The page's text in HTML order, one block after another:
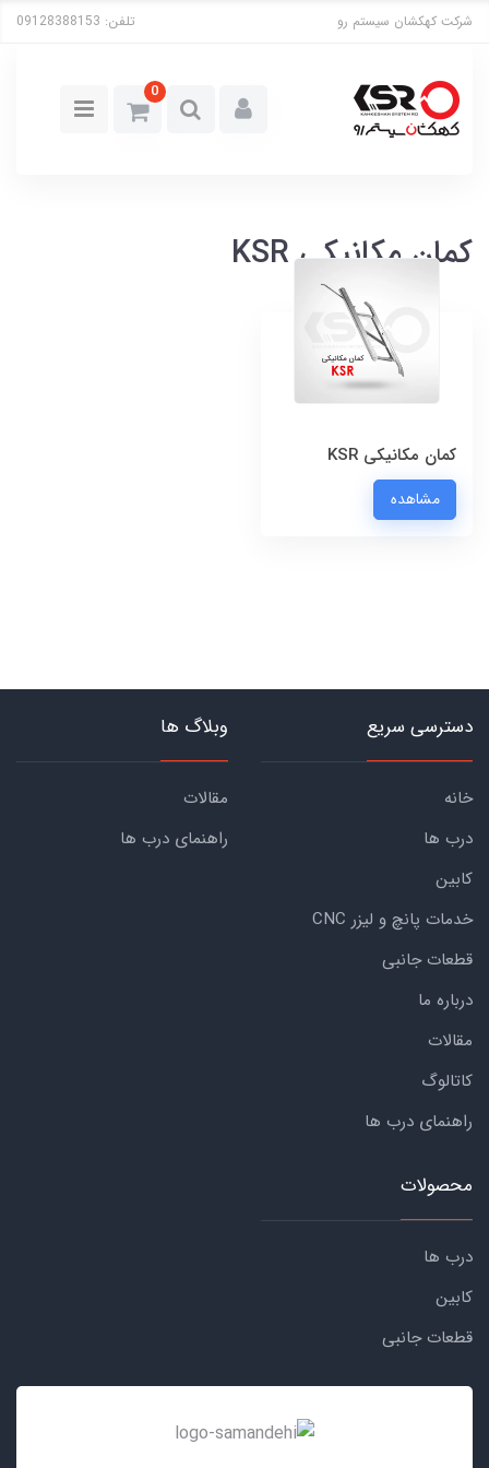
شرکت کهکشان سیستم رو تلفن: 09128388153
0
کمان مکانیکی KSR
کمان مکانیکی KSR
مشاهده
دسترسی سریع
خانه
درب ها
کابین
خدمات پانچ و لیزر CNC
قطعات جانبی
درباره ما
مقالات
کاتالوگ
راهنمای درب ها
وبلاگ ها
مقالات
راهنمای درب ها
محصولات
درب ها
کابین
قطعات جانبی